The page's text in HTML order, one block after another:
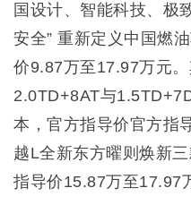
国设计、智能科技、极
安全” 重新定义中国燃
价9.87万至17.97万元
2.0TD+8AT与
本，官方指导价官方指
越L全新东方曜则焕新
指导价15.87万至17.97